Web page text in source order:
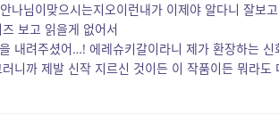
나님이맞으시는지오이런내가 이제야 알다니 잘보
보고 읽을게 없어서
내려주셨어…! 에레슈키갈이라니 제가 환장하는
니까 제발 신작 지르신 것이든 이 작품이든 뭐라도